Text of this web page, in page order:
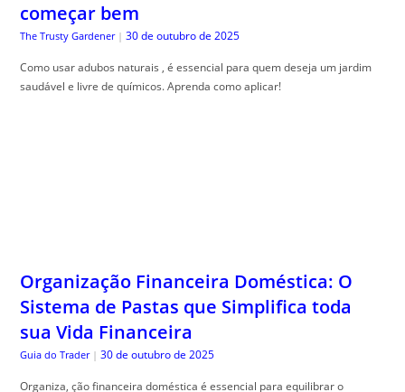
Organiza, ção financeira doméstica é essencial para equilibrar o
orçamento. Descubra dicas práticas para alcançar esse objetivo com
qualidade.